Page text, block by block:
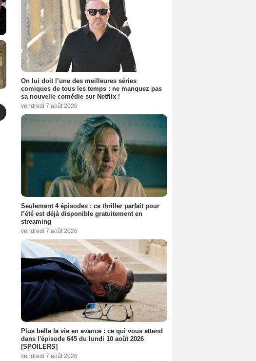
On lui doit l’une des meilleures séries
comiques de tous les temps : ne manquez pas
sa nouvelle comédie sur Netflix !
vendredi 7 août 2026
Seulement 4 épisodes : ce thriller parfait pour
l’été est déjà disponible gratuitement en
streaming
vendredi 7 août 2026
Plus belle la vie en avance : ce qui vous attend
dans l'épisode 645 du lundi 10 août 2026
[SPOILERS]
vendredi 7 août 2026